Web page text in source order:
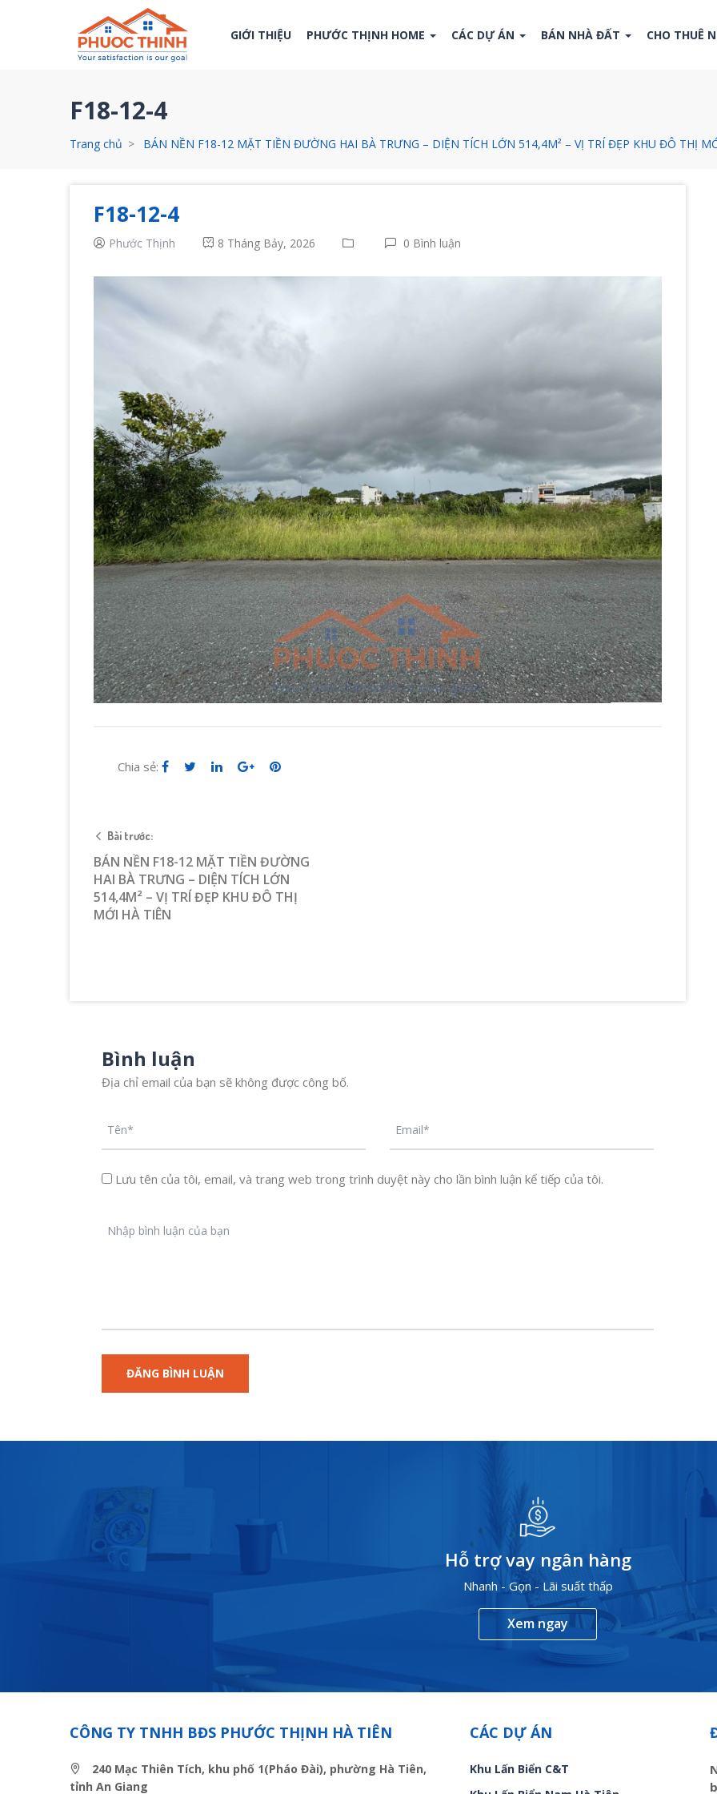
GIỚI THIỆU PHƯỚC THỊNH HOME CÁC DỰ ÁN BÁN NHÀ ĐẤT CHO THUÊ
F18-12-4
Trang chủ BÁN NỀN F18-12 MẶT TIỀN ĐƯỜNG HAI BÀ TRƯNG – DIỆN TÍCH LỚN 514,4M² – VỊ TRÍ ĐẸP KHU ĐÔ THỊ
F18-12-4
Phước Thịnh 8 Tháng Bảy, 2026 0 Bình luận
Chia sẻ:
Bài trước:
BÁN NỀN F18-12 MẶT TIỀN ĐƯỜNG
HAI BÀ TRƯNG – DIỆN TÍCH LỚN
514,4M² – VỊ TRÍ ĐẸP KHU ĐÔ THỊ
MỚI HÀ TIÊN
Bình luận
Địa chỉ email của bạn sẽ không được công bố.
Lưu tên của tôi, email, và trang web trong trình duyệt này cho lần bình luận kế tiếp của tôi.
Hỗ trợ vay ngân hàng
Nhanh - Gọn - Lãi suất thấp
Xem ngay
CÔNG TY TNHH BĐS PHƯỚC THỊNH HÀ TIÊN
240 Mạc Thiên Tích, khu phố 1(Pháo Đài), phường Hà Tiên,
tỉnh An Giang
CÁC DỰ ÁN
Khu Lấn Biển C&T